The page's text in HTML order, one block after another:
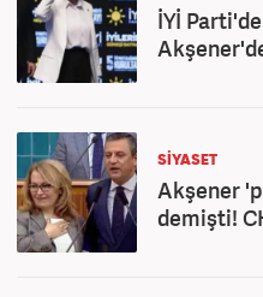
İYİ
SİYASET
Akşener
demişti!